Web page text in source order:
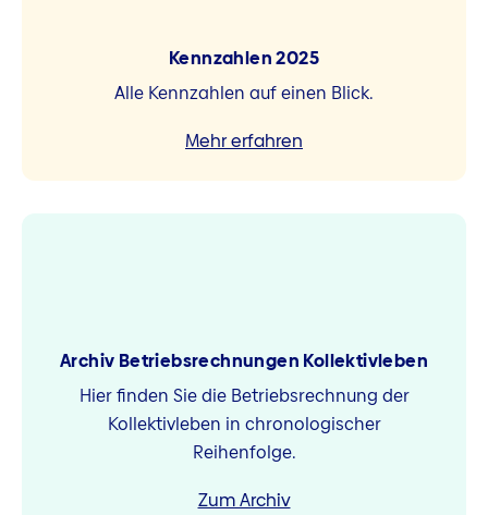
Kennzahlen 2025
Alle Kennzahlen auf einen Blick.
Mehr erfahren
Archiv Betriebsrechnungen Kollektivleben
Hier finden Sie die Betriebsrechnung der
Kollektivleben in chronologischer
Reihenfolge.
Zum Archiv